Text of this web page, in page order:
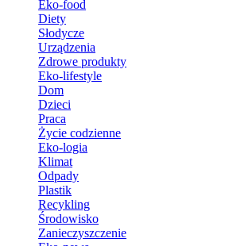
Eko-food
Diety
Słodycze
Urządzenia
Zdrowe produkty
Eko-lifestyle
Dom
Dzieci
Praca
Życie codzienne
Eko-logia
Klimat
Odpady
Plastik
Recykling
Środowisko
Zanieczyszczenie